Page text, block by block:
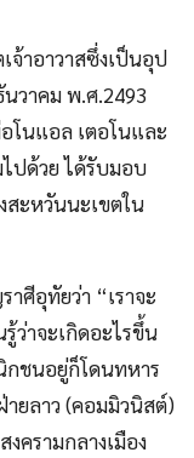
าอาวาสซึ่งเป็นอุป
วาคม พ.ศ.2493
นแอล เตอโนและ
ปด้วย ได้รับมอบ
สะหวันนะเขตใน
อุทัยว่า “เราจะ
ว่าจะเกิดอะไรขึ้น
กชนอยู่ก็โดนทหาร
ายลาว (คอมมิวนิสต์)
ครามกลางเมือง